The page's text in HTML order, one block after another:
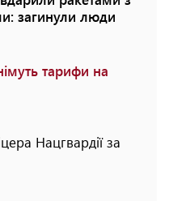
загинули люди
тарифи на
Нацгвардії за